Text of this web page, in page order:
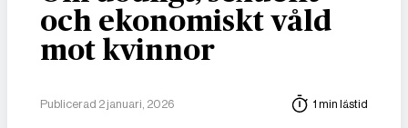
och ekonomiskt våld
mot kvinnor
Publicerad 2 januari, 2026 1 min lästid